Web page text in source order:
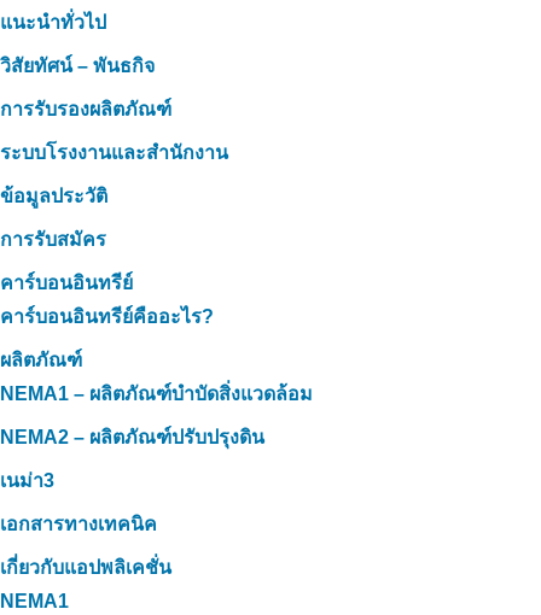
แนะนำทั่วไป
วิสัยทัศน์ – พันธกิจ
การรับรองผลิตภัณฑ์
ระบบโรงงานและสำนักงาน
ข้อมูลประวัติ
การรับสมัคร
คาร์บอนอินทรีย์
คาร์บอนอินทรีย์คืออะไร?
ผลิตภัณฑ์
NEMA1 – ผลิตภัณฑ์บำบัดสิ่งแวดล้อม
NEMA2 – ผลิตภัณฑ์ปรับปรุงดิน
เนม่า3
เอกสารทางเทคนิค
เกี่ยวกับแอปพลิเคชั่น
NEMA1